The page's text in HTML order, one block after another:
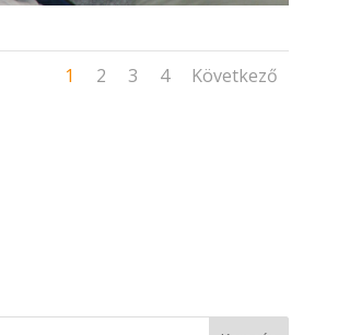
1 2 3 4 Következő